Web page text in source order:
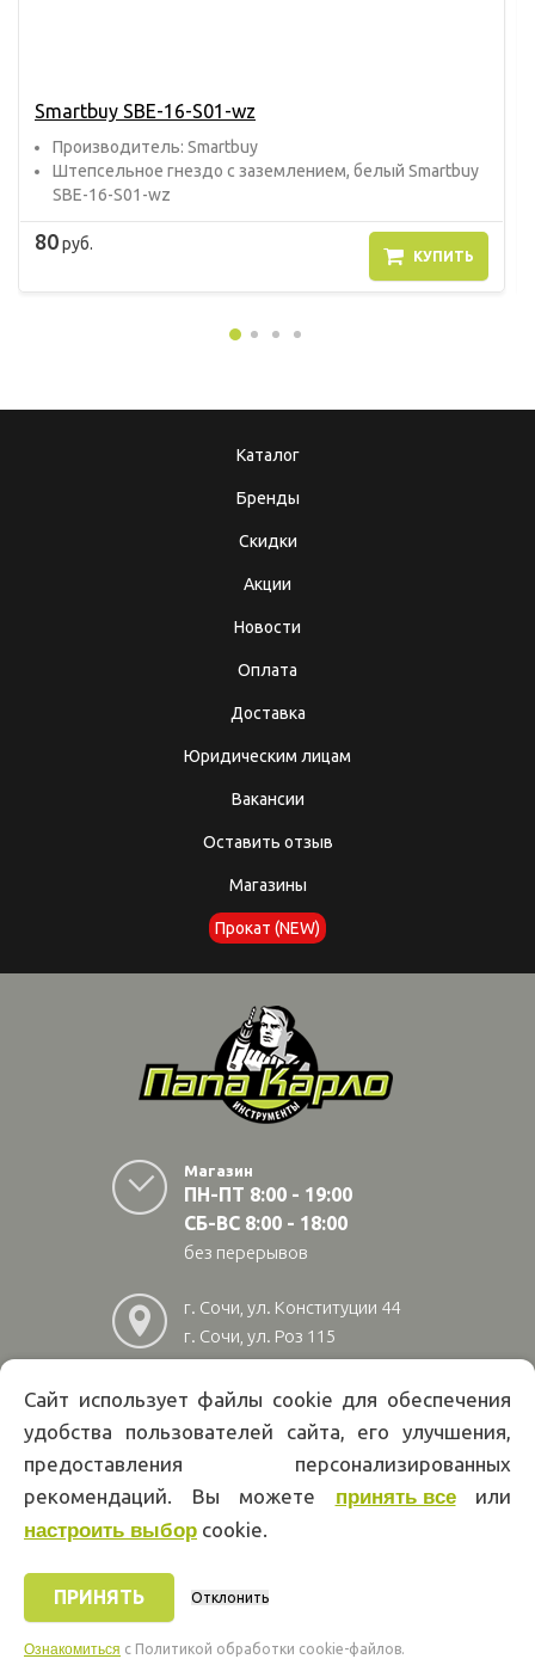
Smartbuy SBE-16-S01-wz
Прoизвoдитель: Smartbuy
Штепсельное гнездо с заземлением, белый Smartbuy
SBE-16-S01-wz
80руб.
КУПИТЬ
Каталог
Бренды
Скидки
Акции
Новости
Оплата
Доставка
Юридическим лицам
Вакансии
Оставить отзыв
Магазины
Прокат (NEW)
Магазин
ПН-ПТ 8:00 - 19:00
СБ-ВС 8:00 - 18:00
без перерывов
г. Сочи, ул. Конституции 44
г. Сочи, ул. Роз 115
г. Адлер, ул Авиационная
28/10
222 02 01
офертой. Указанные цены действуют только при оформлении заказа
через интернет-магазин papakarlotools.ru.
Цены в пунктах выдачи заказов и розничных магазинах компании
Сайт использует файлы cookie для обеспечения
удобства пользователей сайта, его улучшения,
предоставления персонализированных
рекомендаций. Вы можете принять всеили
настроить выбор cookie.
ПРИНЯТЬ Отклонить
Ознакомиться c Политикой обработки cookie-файлов.